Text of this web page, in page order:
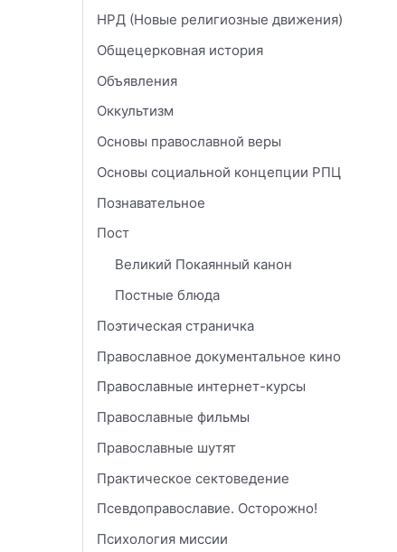
НРД (Новые религиозные движения)
Общецерковная история
Объявления
Оккультизм
Основы православной веры
Основы социальной концепции РПЦ
Познавательное
Пост
Великий Покаянный канон
Постные блюда
Поэтическая страничка
Православное документальное кино
Православные интернет-курсы
Православные фильмы
Православные шутят
Практическое сектоведение
Псевдоправославие. Осторожно!
Психология миссии